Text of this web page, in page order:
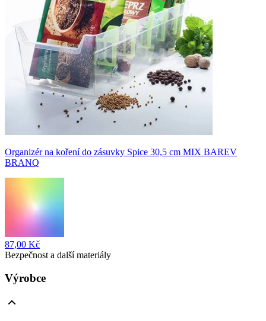
Organizér na koření do zásuvky Spice 30,5 cm MIX BAREV
BRANQ
87,00 Kč
Bezpečnost a další materiály
Výrobce